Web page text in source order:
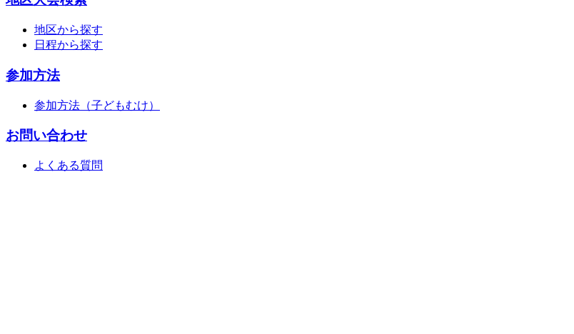
地区から探す
日程から探す
参加方法
参加方法（子どもむけ）
お問い合わせ
よくある質問